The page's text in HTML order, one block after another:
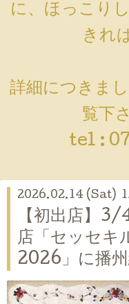
に、ほっこり
きれ
詳細につきま
覧下
tel :
2026.02.14 (Sat)
【初出店】
店「セッセキ
2026」に播州